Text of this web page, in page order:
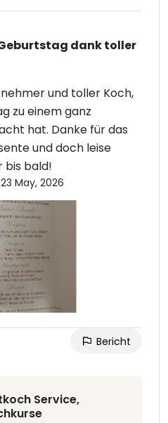
dank toller
und toller Koch,
zu einem ganz
hat. Danke für das
und doch leise
bis bald!
23 May, 2026
Bericht
Service,